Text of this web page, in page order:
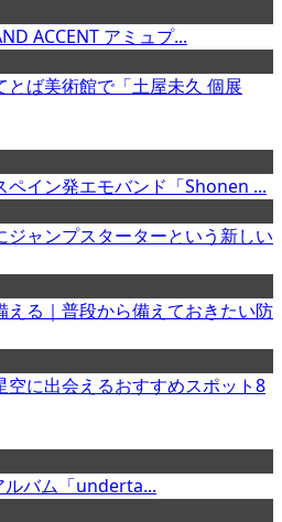
ACCENT アミュプ...
とば美術館で「土屋未久 個展
ペイン発エモバンド「Shonen ...
ジャンプスターターという新しい
える｜普段から備えておきたい防
空に出会えるおすすめスポット8
バム「underta...